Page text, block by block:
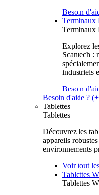
Besoin
Terminaux
Terminaux
Explorez
Scantech :
industriels
Besoin
Besoin d'aide ?
Tablettes
Tablettes
Découvrez les
appareils
environnements
Voir tout
Tablettes
Tablettes